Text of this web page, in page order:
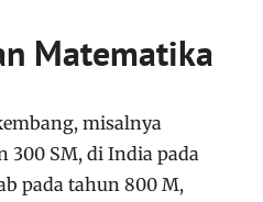
Matematika
misalnya
300 SM, di India pada
pada tahun 800 M,